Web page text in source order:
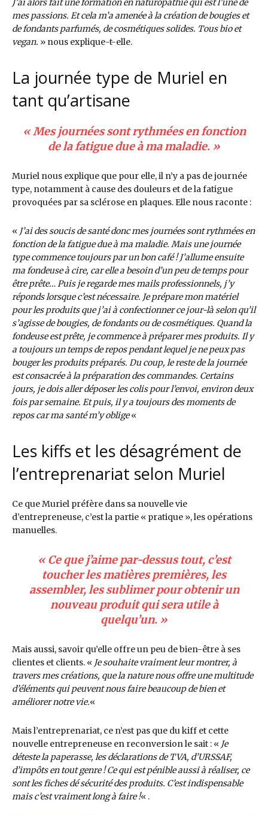
mes passions. Et cela m’a amenée à la création de bougies et
de fondants parfumés, de cosmétiques solides. Tous bio et
vegan. » nous explique-t-elle.
La journée type de Muriel en
tant qu’artisane
« Mes journées sont rythmées en fonction
de la fatigue due à ma maladie. »
Muriel nous explique que pour elle, il n’y a pas de journée
type, notamment à cause des douleurs et de la fatigue
provoquées par sa sclérose en plaques. Elle nous raconte :
« J’ai des soucis de santé donc mes journées sont rythmées en
fonction de la fatigue due à ma maladie. Mais une journée
type commence toujours par un bon café ! J’allume ensuite
ma fondeuse à cire, car elle a besoin d’un peu de temps pour
être prête… Puis je regarde mes mails professionnels, j’y
réponds lorsque c’est nécessaire. Je prépare mon matériel
pour les produits que j’ai à confectionner ce jour-là selon qu’il
s’agisse de bougies, de fondants ou de cosmétiques. Quand la
fondeuse est prête, je commence à préparer mes produits. Il y
a toujours un temps de repos pendant lequel je ne peux pas
bouger les produits préparés. Du coup, le reste de la journée
est consacrée à la préparation des commandes. Certains
jours, je dois aller déposer les colis pour l’envoi, environ deux
fois par semaine. Et puis, il y a toujours des moments de
repos car ma santé m’y oblige«
Les kiffs et les désagrément de
l’entreprenariat selon Muriel
Ce que Muriel préfère dans sa nouvelle vie
d’entrepreneuse, c’est la partie « pratique », les opérations
manuelles.
« Ce que j’aime par-dessus tout, c’est
toucher les matières premières, les
assembler, les sublimer pour obtenir un
nouveau produit qui sera utile à
quelqu’un. »
Mais aussi, savoir qu’elle offre un peu de bien-être à ses
clientes et clients. « Je souhaite vraiment leur montrer, à
travers mes créations, que la nature nous offre une multitude
d’éléments qui peuvent nous faire beaucoup de bien et
améliorer notre vie.«
Mais l’entreprenariat, ce n’est pas que du kiff et cette
nouvelle entrepreneuse en reconversion le sait : « Je
déteste la paperasse, les déclarations de TVA, d’URSSAF,
d’impôts en tout genre ! Ce qui est pénible aussi à réaliser, ce
sont les fiches dé sécurité des produits. C’est indispensable
mais c’est vraiment long à faire !« .